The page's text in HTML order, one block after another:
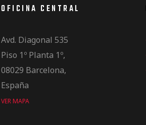
OFICINA CENTRAL
Avd. Diagonal 535
Piso 1º Planta 1º,
08029 Barcelona,
España
VER MAPA